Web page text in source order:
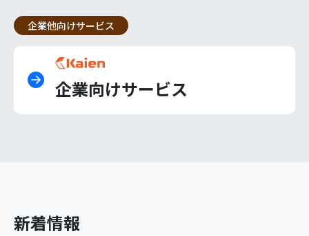
企業他向けサービス
企業向けサービス
新着情報